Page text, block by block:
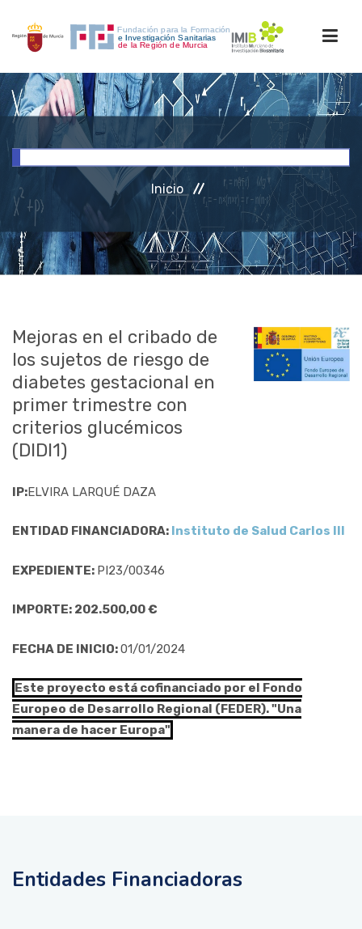
INICIO
INVESTIGACIÓN
RRHH
ACCESO PERSONAL
Inicio
Mejoras en el cribado de
los sujetos de riesgo de
diabetes gestacional en
primer trimestre con
criterios glucémicos
(DIDI1)
IP:ELVIRA LARQUÉ DAZA
ENTIDAD FINANCIADORA: Instituto de Salud Carlos III
EXPEDIENTE: PI23/00346
IMPORTE: 202.500,00 €
FECHA DE INICIO:01/01/2024
Este proyecto está cofinanciado por el Fondo
Europeo de Desarrollo Regional (FEDER). "Una
manera de hacer Europa"
Entidades Financiadoras